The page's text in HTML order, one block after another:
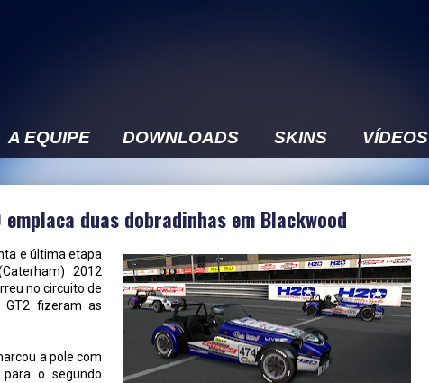
A EQUIPE DOWNLOADS SKINS VÍDEOS
duas dobradinhas em Blackwood
e última etapa
2012
no circuito de
GT2 fizeram as
a pole com
o segundo